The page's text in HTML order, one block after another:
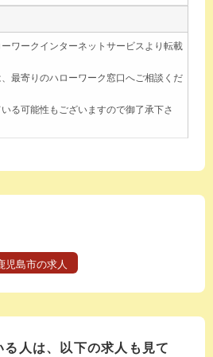
ワークインターネットサービスより転載
最寄りのハローワーク窓口へご相談くだ
る可能性もございますので御了承下さ
児島市の求人
人は、以下の求人も見て